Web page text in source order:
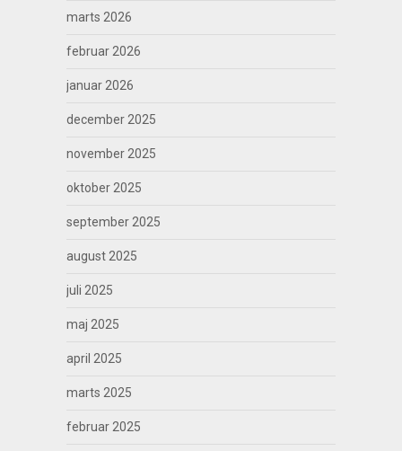
marts 2026
februar 2026
januar 2026
december 2025
november 2025
oktober 2025
september 2025
august 2025
juli 2025
maj 2025
april 2025
marts 2025
februar 2025